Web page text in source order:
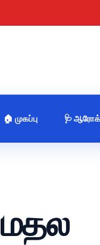
🏠 முகப்பு 🩺
மதல